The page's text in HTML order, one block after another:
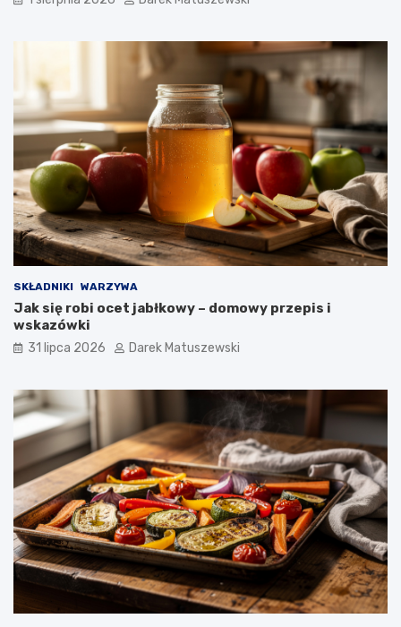
SKŁADNIKI WARZYWA
Jak się robi ocet jabłkowy – domowy przepis i
wskazówki
31 lipca 2026 Darek Matuszewski